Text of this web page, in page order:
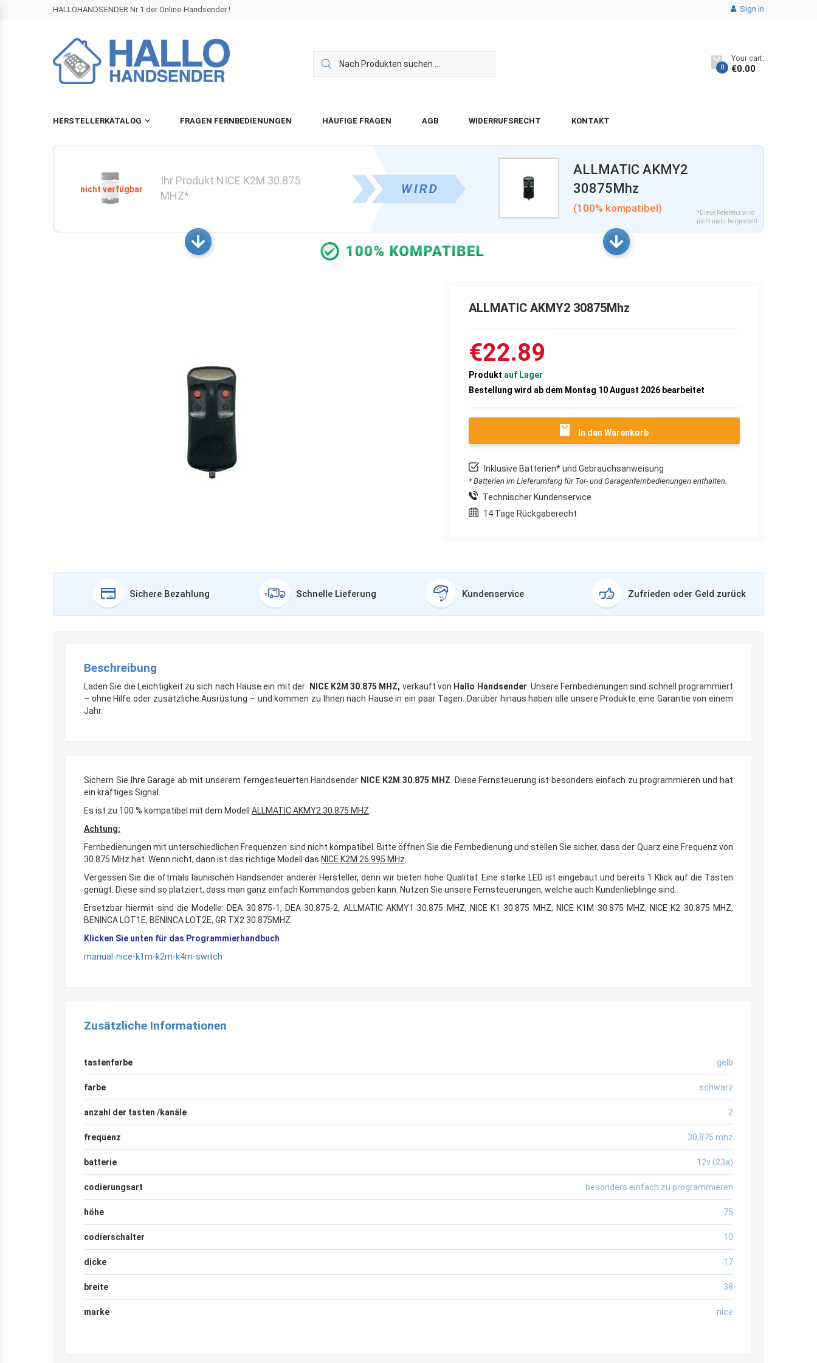
HALLOHANDSENDER Nr 1 der Online-Handsender ! Sign in
0
Your cart:
€0.00
HERSTELLERKATALOG FRAGEN FERNBEDIENUNGEN HÄUFIGE FRAGEN AGB WIDERRUFSRECHT KONTAKT
Ihr Produkt NICE K2M 30.875
MHZ*
ALLMATIC AKMY2
30875Mhz
(100% kompatibel)
*Diese Referenz wird
nicht mehr hergestellt
ALLMATIC AKMY2 30875Mhz
€22.89
Produkt auf Lager
Bestellung wird ab dem Montag 10 August 2026 bearbeitet
In den Warenkorb
Inklusive Batterien* und Gebrauchsanweisung
* Batterien im Lieferumfang für Tor- und Garagenfernbedienungen enthalten.
Technischer Kundenservice
14 Tage Rückgaberecht
Sichere Bezahlung Schnelle Lieferung Kundenservice Zufrieden oder Geld zurück
Beschreibung
Laden Sie die Leichtigkeit zu sich nach Hause ein mit der NICE K2M 30.875 MHZ, verkauft von Hallo Handsender. Unsere Fernbedienungen sind schnell programmiert
– ohne Hilfe oder zusätzliche Ausrüstung – und kommen zu Ihnen nach Hause in ein paar Tagen. Darüber hinaus haben alle unsere Produkte eine Garantie von einem
Jahr.
Sichern Sie Ihre Garage ab mit unserem ferngesteuerten Handsender NICE K2M 30.875 MHZ. Diese Fernsteuerung ist besonders einfach zu programmieren und hat
ein kräftiges Signal.
Es ist zu 100 % kompatibel mit dem Modell ALLMATIC AKMY2 30.875 MHZ.
Achtung:
Fernbedienungen mit unterschiedlichen Frequenzen sind nicht kompatibel. Bitte öffnen Sie die Fernbedienung und stellen Sie sicher, dass der Quarz eine Frequenz von
30.875 MHz hat. Wenn nicht, dann ist das richtige Modell das NICE K2M 26.995 MHz.
Vergessen Sie die oftmals launischen Handsender anderer Hersteller, denn wir bieten hohe Qualität. Eine starke LED ist eingebaut und bereits 1 Klick auf die Tasten
genügt. Diese sind so platziert, dass man ganz einfach Kommandos geben kann. Nutzen Sie unsere Fernsteuerungen, welche auch Kundenlieblinge sind.
Ersetzbar hiermit sind die Modelle: DEA 30.875-1, DEA 30.875-2, ALLMATIC AKMY1 30.875 MHZ, NICE K1 30.875 MHZ, NICE K1M 30.875 MHZ, NICE K2 30.875 MHZ,
BENINCA LOT1E, BENINCA LOT2E, GR TX2 30.875MHZ
Klicken Sie unten für das Programmierhandbuch
manual-nice-k1m-k2m-k4m-switch
Zusätzliche Informationen
tastenfarbe gelb
farbe schwarz
anzahl der tasten /kanäle 2
frequenz 30,875 mhz
batterie 12v (23a)
codierungsart besonders einfach zu programmieren
höhe 75
codierschalter 10
dicke 17
breite 38
marke nice